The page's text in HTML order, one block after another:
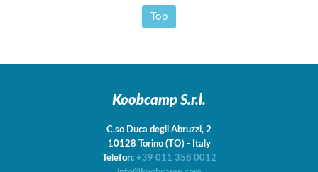
Top
Koobcamp S.r.l.
C.so Duca degli Abruzzi, 2
10128
Torino (TO) - Italy
Telefon: +39 011 358 0012